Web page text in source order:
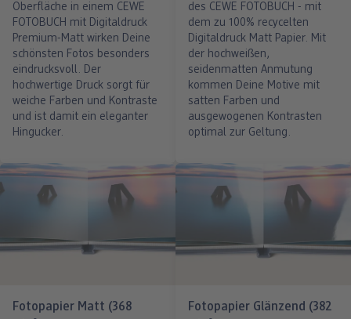
Oberfläche in einem CEWE
FOTOBUCH mit Digitaldruck
Premium-Matt wirken Deine
schönsten Fotos besonders
eindrucksvoll. Der
hochwertige Druck sorgt für
weiche Farben und Kontraste
und ist damit ein eleganter
Hingucker.
des CEWE FOTOBUCH - mit
dem zu 100% recycelten
Digitaldruck Matt Papier. Mit
der hochweißen,
seidenmatten Anmutung
kommen Deine Motive mit
satten Farben und
ausgewogenen Kontrasten
optimal zur Geltung.
Fotopapier Matt (368
Fotopapier Glänzend (382